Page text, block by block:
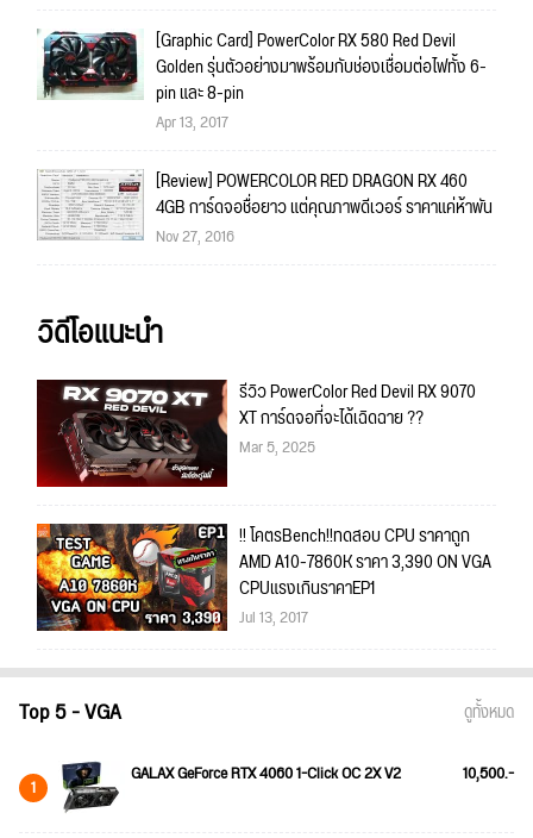
[Graphic Card] PowerColor RX 580 Red Devil
Golden รุ่นตัวอย่างมาพร้อมกับช่องเชื่อมต่อไฟทั้ง 6-
pin และ 8-pin
Apr 13, 2017
[Review] POWERCOLOR RED DRAGON RX 460
4GB การ์ดจอชื่อยาว แต่คุณภาพดีเวอร์ ราคาแค่ห้าพัน
Nov 27, 2016
วิดีโอแนะนำ
รีวิว PowerColor Red Devil RX 9070
XT การ์ดจอที่จะได้เฉิดฉาย ??
Mar 5, 2025
!! โคตรBench!!ทดสอบ CPU ราคาถูก
AMD A10-7860K ราคา 3,390 ON VGA
CPUแรงเกินราคาEP1
Jul 13, 2017
Top 5 - VGA ดูทั้งหมด
1 GALAX GeForce RTX 4060 1-Click OC 2X V2 10,500.-